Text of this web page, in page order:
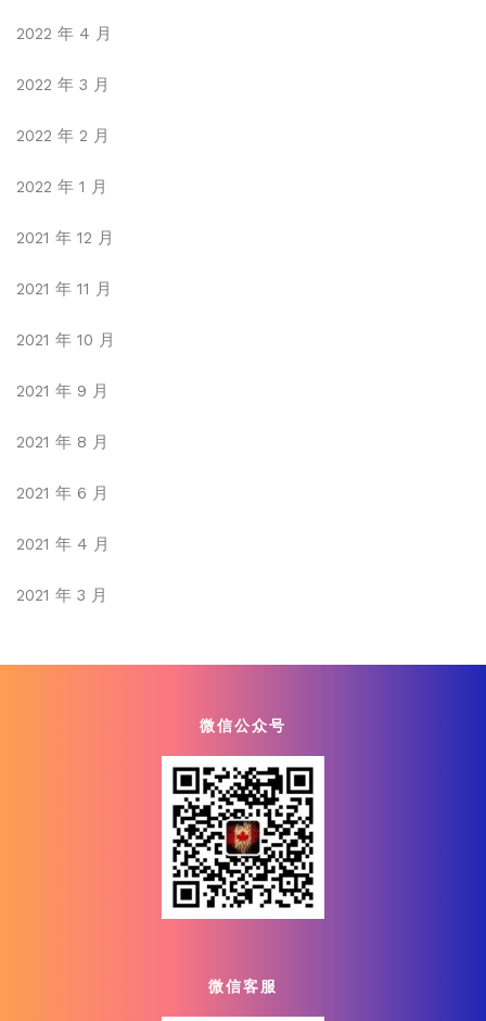
2022 年 4 月
2022 年 3 月
2022 年 2 月
2022 年 1 月
2021 年 12 月
2021 年 11 月
2021 年 10 月
2021 年 9 月
2021 年 8 月
2021 年 6 月
2021 年 4 月
2021 年 3 月
微信公众号
微信客服